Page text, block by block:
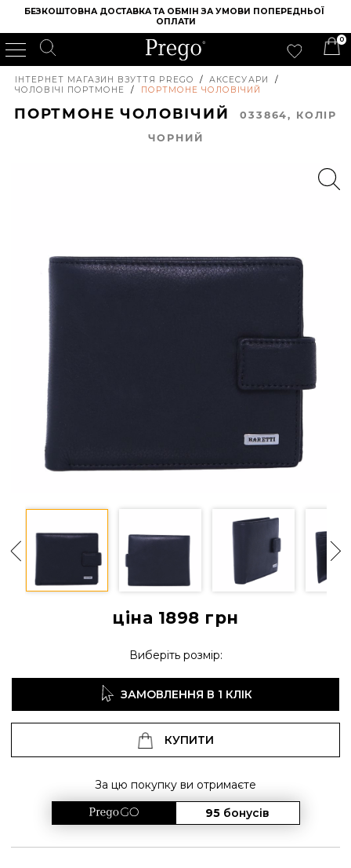
БЕЗКОШТОВНА ДОСТАВКА ТА ОБМІН ЗА УМОВИ ПОПЕРЕДНЬОЇ
ОПЛАТИ
0
ІНТЕРНЕТ МАГАЗИН ВЗУТТЯ PREGO / АКСЕСУАРИ
/
ЧОЛОВІЧІ ПОРТМОНЕ
/ ПОРТМОНЕ ЧОЛОВІЧИЙ
ПОРТМОНЕ ЧОЛОВІЧИЙ033864, КОЛIР
ЧОРНИЙ
ціна 1898 грн
Виберіть розмір:
ЗАМОВЛЕННЯ В 1 КЛІК
КУПИТИ
За цю покупку ви отримаєте
95 бонусів